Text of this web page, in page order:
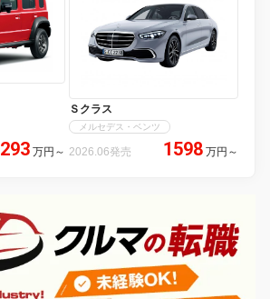
293 万円 ～
Ｓクラス
メルセデス・ベンツ
2026.06発売 1598 万円 ～